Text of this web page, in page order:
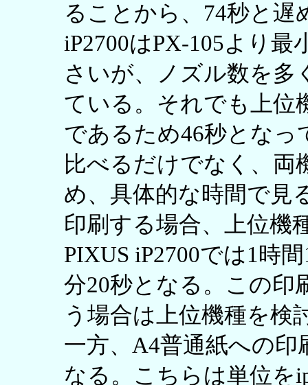
ることから、74秒と遅
iP2700はPX-105より
さいが、ノズル数を多
ている。それでも上位
であるため46秒とな
比べるだけでなく、両
め、具体的な時間で見
印刷する場合、上位機
PIXUS iP2700では1時
分20秒となる。この印
う場合は上位機種を検
一方、A4普通紙への
なる。こちらは単位を